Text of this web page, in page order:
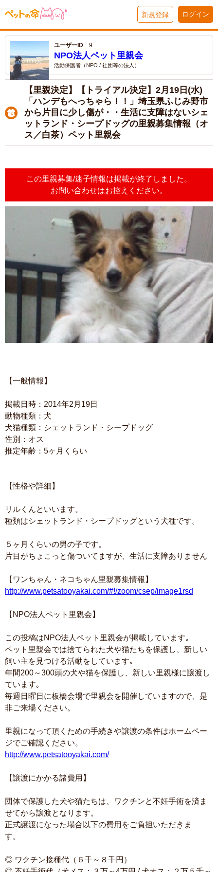
新規登録 ログイン
ユーザーID 9
NPO法人ペット里親会
活動保護者（NPO / 社団等の法人）
【里親決定】【トライアル決定】2月19日(水)
「ハンデもへっちゃら！！」埼玉県ふじみ野市
から片目に少し傷が・・生活に支障はないシェ
ットランド・シープドッグの里親募集情報（オ
ス／白茶）ペット里親会
この里親募集/迷子情報は掲載が終了しました。
お問い合わせはお控えください。
【一般情報】
掲載日時：2014年2月19日
動物種類：犬
犬猫種類：シェットランド・シープドッグ
性別：オス
推定年齢：5ヶ月くらい
【性格や詳細】
リルくんといいます。
種類はシェットランド・シープドッグという犬種です。
５ヶ月くらいの男の子です。
片目がちょこっと傷ついてますが、生活に支障ありません
【ワンちゃん・ネコちゃん里親募集情報】
http://www.petsatooyakai.com/#!/zoom/csep/image1rsd
【NPO法人ペット里親会】
この投稿はNPO法人ペット里親会が掲載しています｡
ペット里親会では捨てられた犬や猫たちを保護し、新しい
飼い主を見つける活動をしています｡
年間200～300頭の犬や猫を保護し、新しい里親様に譲渡し
ています｡
毎週日曜日に板橋会場で里親会を開催していますので、是
非ご来場ください。
里親になって頂くための手続きや譲渡の条件はホームペー
ジでご確認ください。
http://www.petsatooyakai.com/
【譲渡にかかる諸費用】
団体で保護した犬や猫たちは、ワクチンと不妊手術を済ま
せてから譲渡となります。
正式譲渡になった場合以下の費用をご負担いただきま
す。
◎ ワクチン接種代（６千～８千円）